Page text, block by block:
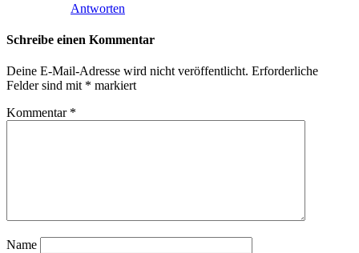
Antworten
Schreibe einen Kommentar
Deine E-Mail-Adresse wird nicht veröffentlicht. Erforderliche
Felder sind mit * markiert
Kommentar *
Name